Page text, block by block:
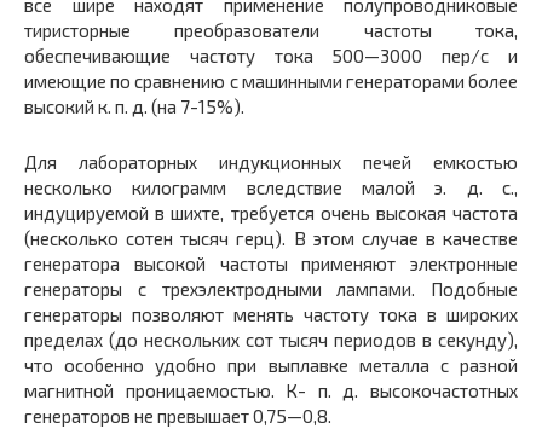
все шире находят применение полупроводниковые
тиристорные преобразователи частоты тока,
обеспечивающие частоту тока 500—3000 пер/с и
имеющие по сравнению с машинными генераторами более
высокий к. п. д. (на 7-15%).
Для лабораторных индукционных печей емкостью
несколько килограмм вследствие малой э. д. с.,
индуцируемой в шихте, требуется очень высокая частота
(несколько сотен тысяч герц). В этом случае в качестве
генератора высокой частоты применяют электронные
генераторы с трехэлектродными лампами. Подобные
генераторы позволяют менять частоту тока в широких
пределах (до нескольких сот тысяч периодов в секунду),
что особенно удобно при выплавке металла с разной
магнитной проницаемостью. К- п. д. высокочастотных
генераторов не превышает 0,75—0,8.